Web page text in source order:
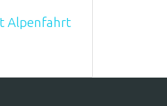
Alpenfahrt